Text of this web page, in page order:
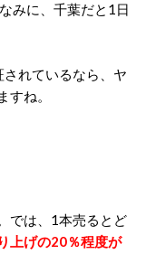
みに、千葉だと1日
れているなら、ヤ
ね。
では、1本売るとど
上げの20％程度が